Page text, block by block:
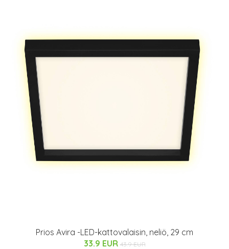
Prios Avira -LED-kattovalaisin, neliö, 29 cm
33.9 EUR 43.9 EUR